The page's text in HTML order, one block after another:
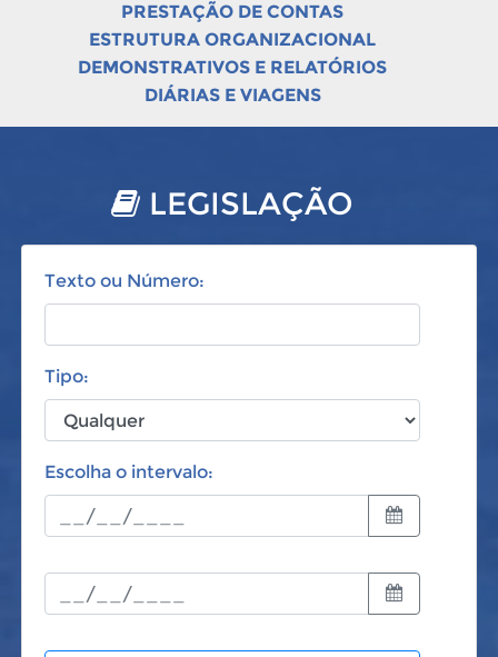
PRESTAÇÃO DE CONTAS
ESTRUTURA ORGANIZACIONAL
DEMONSTRATIVOS E RELATÓRIOS
DIÁRIAS E VIAGENS
LEGISLAÇÃO
Texto ou Número:
Tipo:
Escolha o intervalo: